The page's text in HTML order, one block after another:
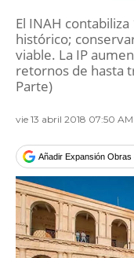
El INAH
histórico;
viable. La IP
retornos de hasta
Parte)
vie 13 abril 2018 07:50 AM
Añadir Expansión Obras